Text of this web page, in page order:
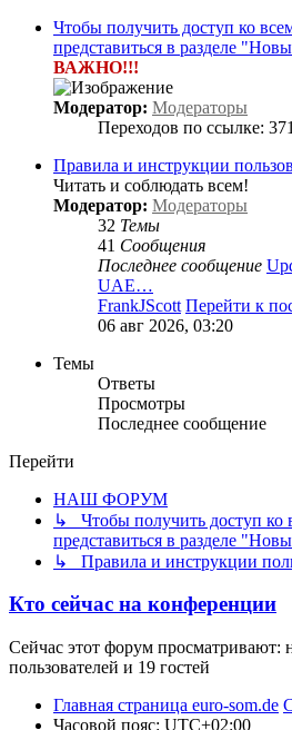
Чтобы получить доступ ко
представиться в разделе
ВАЖНО!!!
Модератор: Модераторы
Переходов по ссылке:
Правила и инструкции
Читать и соблюдать всем!
Модератор: Модераторы
32 Темы
41 Сообщения
Последнее сообщение
UAE…
FrankJScott Перейти к
06 авг 2026, 03:20
Темы
Ответы
Просмотры
Последнее сообщение
Перейти
НАШ ФОРУМ
↳ Чтобы получить доступ ко
представиться в разделе
↳ Правила и инструкции
Кто сейчас на конференции
Сейчас этот форум просматривают:
пользователей и 19 гостей
Главная страница euro-som.de
Часовой пояс: UTC+02:00